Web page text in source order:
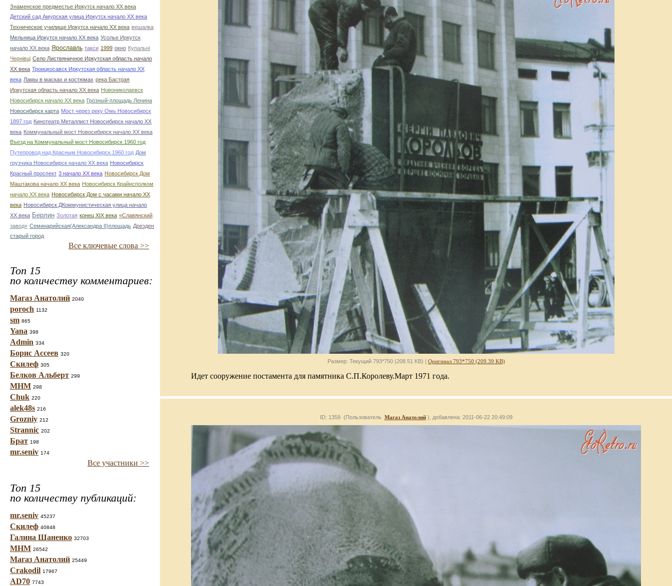
Знаменское предместье Иркутск начало ХХ века
Детский сад Амурская улица Иркутск начало ХХ века
Техническое училище Иркутск начало ХХ века вешалка
Мельница Иркутск начало ХХ века Усолье Иркутск
начало ХХ века Ярославль такси 1999 окно Купальні
Чернівці Село Листвяничное Иркутская область начало
ХХ века Троицкосавск Иркутская область начало ХХ
века Ламы в масках и костюмах река Бастрая
Иркутская область начало ХХ века Новониколаевск
Новосибирск начало ХХ века Грозный-площадь Ленина
Новосибирск карта Мост через реку Омь Новосибирск
1897 год Кинотеатр Металлист Новосибирск начало ХХ
века Коммунальный мост Новосибирск начало ХХ века
Въезд на Коммунальный мост Новосибирск 1960 год
Путепровод над Красным Новосибирск 1960 год Дом
грузчика Новосибирск начало ХХ века Новосибирск
Красный проспект 3 начало ХХ века Новосибирск Дом
Маштакова начало ХХ века Новосибирск Крайисполком
начало ХХ века Новосибирск Дом с часами начало ХХ
века Новосибирск ДКоммунистическая улица начало
ХХ века Берлин Золотая конец ХІХ века «Славянский
завод» Семинарийская(Александра II)площадь Дрезден
старый город
Все ключевые слова >>
Топ 15
по количеству комментариев:
Магаз Анатолий 2040
poroch 1132
sm 865
Yana 398
Admin 334
Борис Ассеев 320
Скилеф 305
Белков Альберт 299
МНМ 298
Chuk 220
alek48s 216
Grozniy 212
Strannic 202
Брат 198
mr.seniv 174
Все участники >>
Топ 15
по количеству публикаций:
mr.seniv 45237
Скилеф 40848
Галина Шаненко 32703
МНМ 26542
Магаз Анатолий 25449
Crakodil 17967
AD70 7743
Размер: Текущий 793*750 (208.51 KB) | Оригинал 793*750 (209.39 KB)
Идет сооружение постамента для памятника С.П.Королеву.Март 1971 года.
ID: 1359 (Пользователь Магаз Анатолий ), добавлена: 2011-06-22 20:49:09